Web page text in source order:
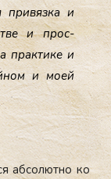
при­вяз­ка и
и прос­
прак­ти­ке и
и мо­ей
аб­со­лют­но ко